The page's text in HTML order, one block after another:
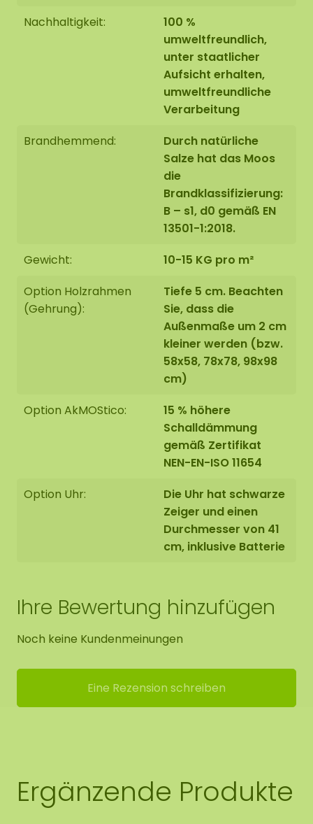
Nachhaltigkeit:
100 %
umweltfreundlich,
unter staatlicher
Aufsicht erhalten,
umweltfreundliche
Verarbeitung
Brandhemmend:
Durch natürliche
Salze hat das Moos
die
Brandklassifizierung:
B – s1, d0 gemäß EN
13501-1:2018.
Gewicht:
10-15 KG pro m²
Option Holzrahmen
(Gehrung):
Tiefe 5 cm. Beachten
Sie, dass die
Außenmaße um 2 cm
kleiner werden (bzw.
58x58, 78x78, 98x98
cm)
Option AkMOStico:
15 % höhere
Schalldämmung
gemäß Zertifikat
NEN-EN-ISO 11654
Option Uhr:
Die Uhr hat schwarze
Zeiger und einen
Durchmesser von 41
cm, inklusive Batterie
Ihre Bewertung hinzufügen
Noch keine Kundenmeinungen
Eine Rezension schreiben
Ergänzende Produkte